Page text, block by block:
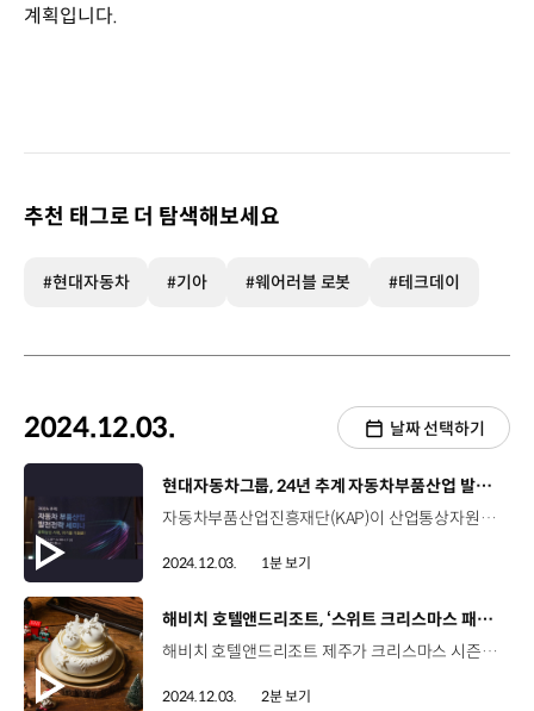
계획입니다.
추천 태그로 더 탐색해보세요
#현대자동차 #기아 #웨어러블 로봇 #테크데이
2024.12.03. 날짜 선택하기
[동영상]
현대자동차그룹, 24년 추계 자동차부품산업 발전전략 세미나
자동차부품산업진흥재단(KAP)이 산업통상자원부와 현대자동차그룹이 후원한 ‘2024년 추계 자동차부품산업 발전전략 세미나’를 개최했습니다. 지난달 26일, ‘지속 가능한 자동차산업을 위한 혁신과 협력’이라는 주제로 열린 이번 세미나에는 자동차 산업 주요 관계자와 부품사 대표 등 300여 명이 참석했는데요, 글로벌 모빌리티 산업의 패러다임 변화와 ESG 경영을 중심으로 지속 가능한 미래 대응 전략 등을 논의했습니다. 세미나에서는 전기차, 자율주행차, 수소차 및 UAM 기술의 발전과 시장 전망에 대한 설명과, ESG 전환 시대의 기업 대응 전략 등 참석자들에게 다양한 인사이트를 제공하는 시간이 마련됐습니다. 또한, 자동차부품대상 시상식과 대학생 아이디어 공모전 시상식도 함께 진행돼 그 의미를 더했습니다.
2024.12.03. 1분 보기
[동영상]
해비치 호텔앤드리조트, ‘스위트 크리스마스 패키지’ 출시
해비치 호텔앤드리조트 제주가 크리스마스 시즌을 맞아 ‘스위트 크리스마스 패키지’를 출시했습니다. 스위트 크리스마스 패키지는 프랑스 명품 초콜릿 브랜드 발로나와 협업해 특별 제작한 크리스마스 케이크 ‘렛 잇 스노우(Let It Snow)’가 제공되고, 아늑한 휴식을 위한 호텔 수페리어 객실 또는 리조트 주니어 스위트 객실 1박과 온수풀 수영장 이용이 포함돼 바다 경관을 바라보며 물놀이를 즐길 수 있습니다. 이번 패키지는 오는 6일부터 25일까지 이용할 수 있는데요 12월 24일과 25일에는 준비한 선물을 맡겨두면 산타 복장을 한 직원이 객실로 직접 배달해 주는 서비스를 제공합니다. 이와 함께 해비치 호텔앤드리조트는 크리스마스 케이크 2종을 선보이고 이번 달 한 달간 판매할 예정인데요. 스위트 크리스마스 패키지에 포함된 케이크 '렛 잇 스노우' 와 통나무 모양의 프랑스 전통 크리스마스 케이크 '뷔슈 드 노엘'은 해비치 호텔앤드리조트 제주와 롤링힐스 호텔에서구매할 수 있습니다.
2024.12.03. 2분 보기